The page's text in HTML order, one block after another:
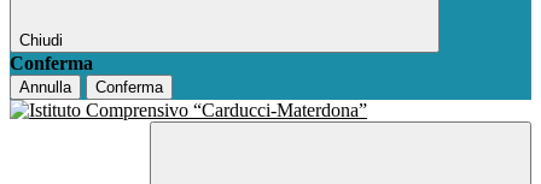
Chiudi
Conferma
Annulla Conferma